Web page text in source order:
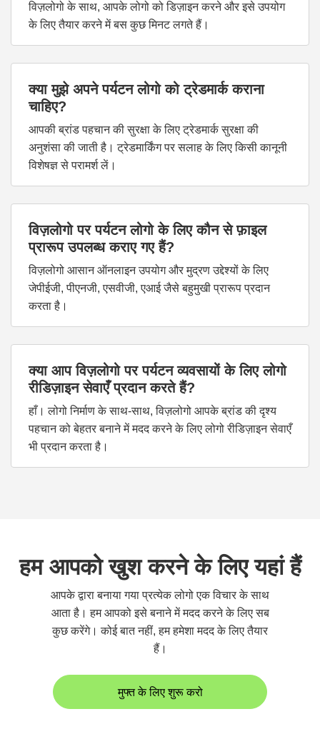
विज़लोगो के साथ, आपके लोगो को डिज़ाइन करने और इसे उपयोग
के लिए तैयार करने में बस कुछ मिनट लगते हैं।
क्या मुझे अपने पर्यटन लोगो को ट्रेडमार्क कराना
चाहिए?
आपकी ब्रांड पहचान की सुरक्षा के लिए ट्रेडमार्क सुरक्षा की
अनुशंसा की जाती है। ट्रेडमार्किंग पर सलाह के लिए किसी कानूनी
विशेषज्ञ से परामर्श लें।
विज़लोगो पर पर्यटन लोगो के लिए कौन से फ़ाइल
प्रारूप उपलब्ध कराए गए हैं?
विज़लोगो आसान ऑनलाइन उपयोग और मुद्रण उद्देश्यों के लिए
जेपीईजी, पीएनजी, एसवीजी, एआई जैसे बहुमुखी प्रारूप प्रदान
करता है।
क्या आप विज़लोगो पर पर्यटन व्यवसायों के लिए लोगो
रीडिज़ाइन सेवाएँ प्रदान करते हैं?
हाँ। लोगो निर्माण के साथ-साथ, विज़लोगो आपके ब्रांड की दृश्य
पहचान को बेहतर बनाने में मदद करने के लिए लोगो रीडिज़ाइन सेवाएँ
भी प्रदान करता है।
हम आपको खुश करने के लिए यहां हैं
आपके द्वारा बनाया गया प्रत्येक लोगो एक विचार के साथ
आता है। हम आपको इसे बनाने में मदद करने के लिए सब
कुछ करेंगे। कोई बात नहीं, हम हमेशा मदद के लिए तैयार
हैं।
मुफ्त के लिए शुरू करो